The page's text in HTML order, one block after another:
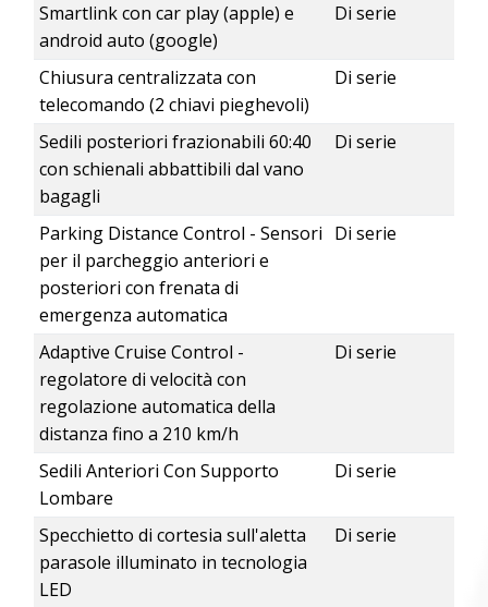
Smartlink con car play (apple) e
android auto (google)
Di serie
Chiusura centralizzata con
telecomando (2 chiavi pieghevoli)
Di serie
Sedili posteriori frazionabili 60:40
con schienali abbattibili dal vano
bagagli
Di serie
Parking Distance Control - Sensori
per il parcheggio anteriori e
posteriori con frenata di
emergenza automatica
Di serie
Adaptive Cruise Control -
regolatore di velocità con
regolazione automatica della
distanza fino a 210 km/h
Di serie
Sedili Anteriori Con Supporto
Lombare
Di serie
Specchietto di cortesia sull'aletta
parasole illuminato in tecnologia
LED
Di serie